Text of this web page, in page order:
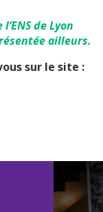
de Lyon
ailleurs.
sur le site :